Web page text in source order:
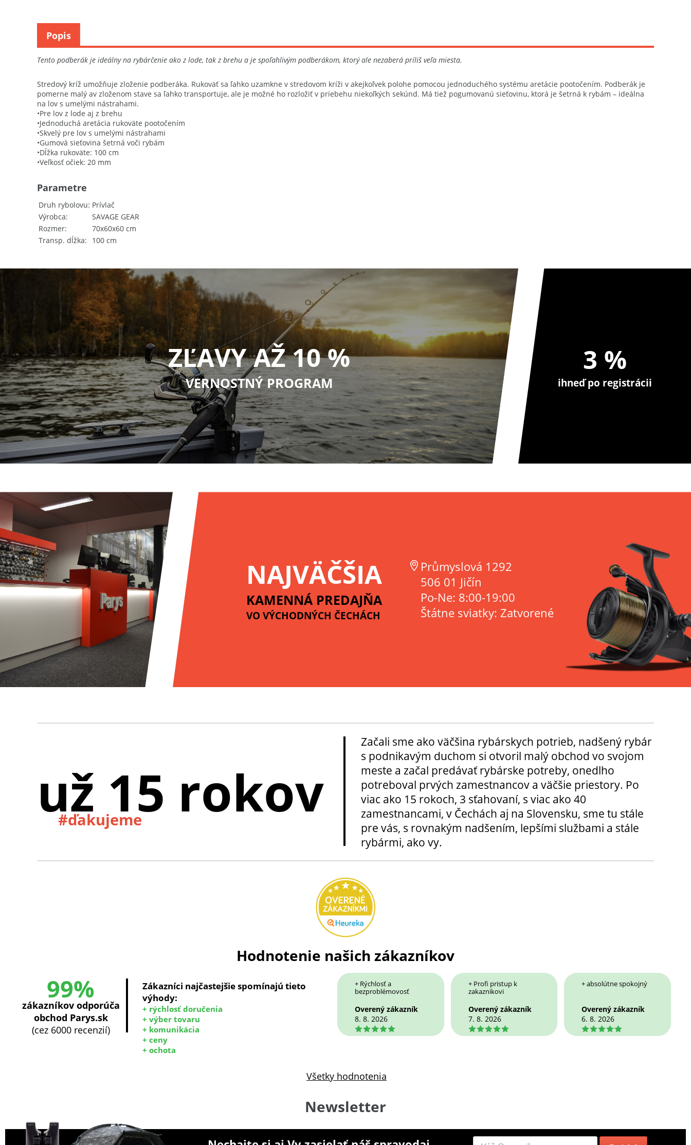
Tento podberák je ideálny na rybárčenie ako z lode, tak z brehu a je spoľahlivým podberákom, ktorý ale nezaberá príliš veľa miesta.
Stredový kríž umožňuje zloženie podberáka. Rukoväť sa ľahko uzamkne v stredovom kríži v akejkoľvek polohe pomocou jednoduchého systému aretácie pootočením. Podberák je
pomerne malý av zloženom stave sa ľahko transportuje, ale je možné ho rozložiť v priebehu niekoľkých sekúnd. Má tiež pogumovanú sieťovinu, ktorá je šetrná k rybám – ideálna
na lov s umelými nástrahami.
•Pre lov z lode aj z brehu
•Jednoduchá aretácia rukoväte pootočením
•Skvelý pre lov s umelými nástrahami
•Gumová sieťovina šetrná voči rybám
•Dĺžka rukoväte: 100 cm
•Veľkosť očiek: 20 mm
Druh rybolovu Prívlač
Výrobca
SAVAGE GEAR
Rozmer
70x60x60 cm
Transp. dĺžka
100 cm
Parametre
Popis
ZĽAVY AŽ 10 %
VERNOSTNÝ PROGRAM
3 %
ihneď po registrácii
NAJVÄČŠIA
KAMENNÁ PREDAJŇA
VO VÝCHODNÝCH ČECHÁCH
Průmyslová 1292
506 01 Jičín
Po-Ne: 8:00-19:00
Štátne sviatky: Zatvorené
už 15 rokov
#ďakujeme
Začali sme ako väčšina rybárskych potrieb, nadšený rybár
s podnikavým duchom si otvoril malý obchod vo svojom
meste a začal predávať rybárske potreby, onedlho
potreboval prvých zamestnancov a väčšie priestory. Po
viac ako 15 rokoch, 3 sťahovaní, s viac ako 40
zamestnancami, v Čechách aj na Slovensku, sme tu stále
pre vás, s rovnakým nadšením, lepšími službami a stále
rybármi, ako vy.
Hodnotenie našich zákazníkov
99%
zákazníkov odporúča
obchod Parys.sk
(cez 6000 recenzií)
Zákazníci najčastejšie spomínajú tieto
výhody:
+ rýchlosť doručenia
+ výber tovaru
+ komunikácia
+ ceny
+ ochota
+ Rýchlosť a
bezproblémovosť
Overený zákazník
8. 8. 2026
5
+ Profi pristup k
zakaznikovi
Overený zákazník
7. 8. 2026
5
+ absolútne spokojný
Overený zákazník
6. 8. 2026
5
Všetky hodnotenia
Newsletter